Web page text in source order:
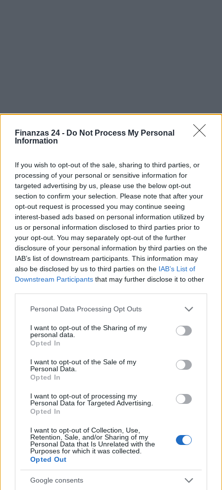
Finanzas 24 - Do Not Process My Personal
Information
If you wish to opt-out of the sale, sharing to third parties, or
processing of your personal or sensitive information for
targeted advertising by us, please use the below opt-out
section to confirm your selection. Please note that after your
opt-out request is processed you may continue seeing
interest-based ads based on personal information utilized by
us or personal information disclosed to third parties prior to
your opt-out. You may separately opt-out of the further
disclosure of your personal information by third parties on the
IAB’s list of downstream participants. This information may
also be disclosed by us to third parties on the IAB’s List of
Downstream Participants that may further disclose it to other
Please note that this website/app uses one or more Google
not limited to your visit or usage behaviour. You may click to
grant or deny consent to Google and its third-party tags to
use your data for below specified purposes in below Google
consent section.
Personal Data Processing Opt Outs
I want to opt-out of the Sharing of my
personal data.
Opted In
I want to opt-out of the Sale of my
Personal Data.
Opted In
I want to opt-out of processing my
Personal Data for Targeted Advertising.
Opted In
I want to opt-out of Collection, Use,
Retention, Sale, and/or Sharing of my
Personal Data that Is Unrelated with the
Purposes for which it was collected.
Opted Out
Google consents
Sigue leyendo
FINANCIACIÓN
explicadas
Marta Ruiz · 8 Ago 2026
FINANCIACIÓN